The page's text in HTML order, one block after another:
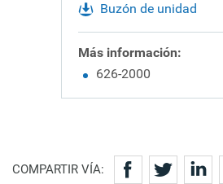
Buzón de unidad
Más información:
626-2000
COMPARTIR VÍA: